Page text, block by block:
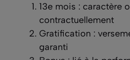
13e mois : caractère
contractuellement
Gratification :
garanti